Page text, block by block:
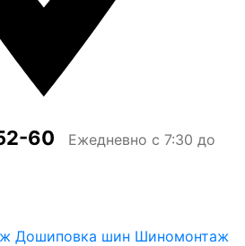
60 Ежедневно с 7:30 до
Дошиповка шин Шиномонтаж